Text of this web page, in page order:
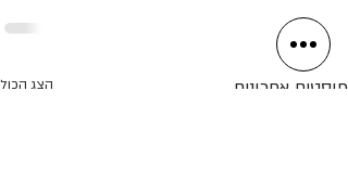
פוסטים אחרונים הצג הכול